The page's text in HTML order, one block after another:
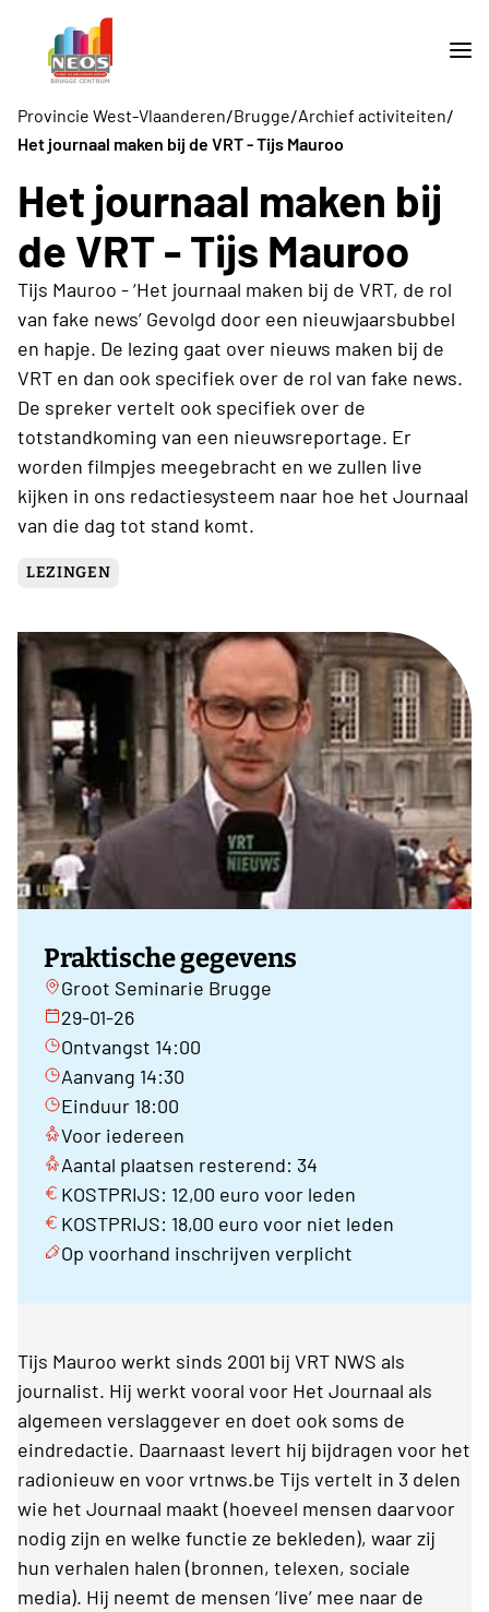
Provincie West-Vlaanderen/Brugge/Archief activiteiten/
Het journaal maken bij de VRT - Tijs Mauroo
Het journaal maken bij
de VRT - Tijs Mauroo
Tijs Mauroo - ‘Het journaal maken bij de VRT, de rol
van fake news’ Gevolgd door een nieuwjaarsbubbel
en hapje. De lezing gaat over nieuws maken bij de
VRT en dan ook specifiek over de rol van fake news.
De spreker vertelt ook specifiek over de
totstandkoming van een nieuwsreportage. Er
worden filmpjes meegebracht en we zullen live
kijken in ons redactiesysteem naar hoe het Journaal
van die dag tot stand komt.
LEZINGEN
Praktische gegevens
Groot Seminarie Brugge
29-01-26
Ontvangst 14:00
Aanvang 14:30
Einduur 18:00
Voor iedereen
Aantal plaatsen resterend: 34
KOSTPRIJS: 12,00 euro voor leden
KOSTPRIJS: 18,00 euro voor niet leden
Op voorhand inschrijven verplicht
Tijs Mauroo werkt sinds 2001 bij VRT NWS als
journalist. Hij werkt vooral voor Het Journaal als
algemeen verslaggever en doet ook soms de
eindredactie. Daarnaast levert hij bijdragen voor het
radionieuw en voor vrtnws.be Tijs vertelt in 3 delen
wie het Journaal maakt (hoeveel mensen daarvoor
nodig zijn en welke functie ze bekleden), waar zij
hun verhalen halen (bronnen, telexen, sociale
media). Hij neemt de mensen ‘live’ mee naar de